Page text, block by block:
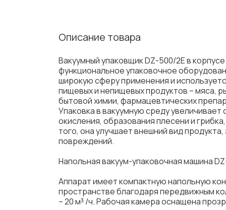
Описание товара
Вакуумный упаковщик DZ-500/2E в
функциональное упаковочное
широкую сферу применения и
пищевых и непищевых продуктов – мяса,
бытовой химии, фармацевтических
Упаковка в вакуумную среду
окисления, образования плесени и
того, она улучшает внешний вид
повреждений.
Напольная вакуум-упаковочная машина
Аппарат имеет компактную напольную
пространстве благодаря передвижным
– 20 м³ /ч. Рабочая камера оснащена